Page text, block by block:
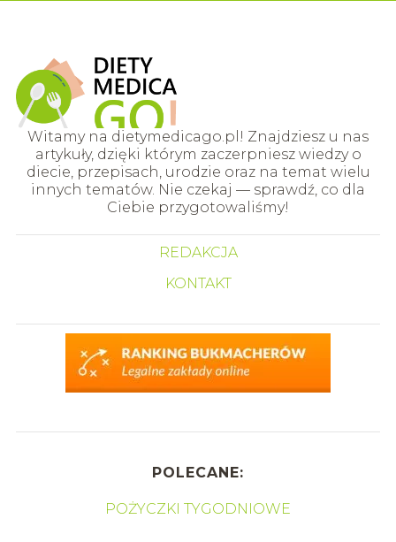
Witamy na dietymedicago.pl! Znajdziesz u nas
artykuły, dzięki którym zaczerpniesz wiedzy o
diecie, przepisach, urodzie oraz na temat wielu
innych tematów. Nie czekaj — sprawdź, co dla
Ciebie przygotowaliśmy!
REDAKCJA
KONTAKT
POLECANE:
POŻYCZKI TYGODNIOWE